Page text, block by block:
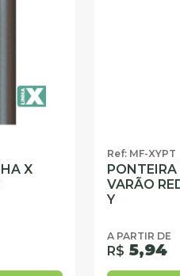
X
Ref: MF-XYPT
VARÃO
Y
A PARTIR DE
R$ 5,94